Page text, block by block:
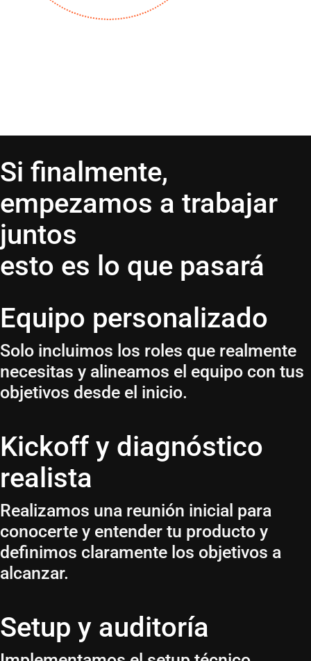
Si finalmente,
empezamos a trabajar
juntos
esto es lo que pasará
Equipo personalizado
Solo incluimos los roles que realmente
necesitas y alineamos el equipo con tus
objetivos desde el inicio.
Kickoff y diagnóstico
realista
Realizamos una reunión inicial para
conocerte y entender tu producto y
definimos claramente los objetivos a
alcanzar.
Setup y auditoría